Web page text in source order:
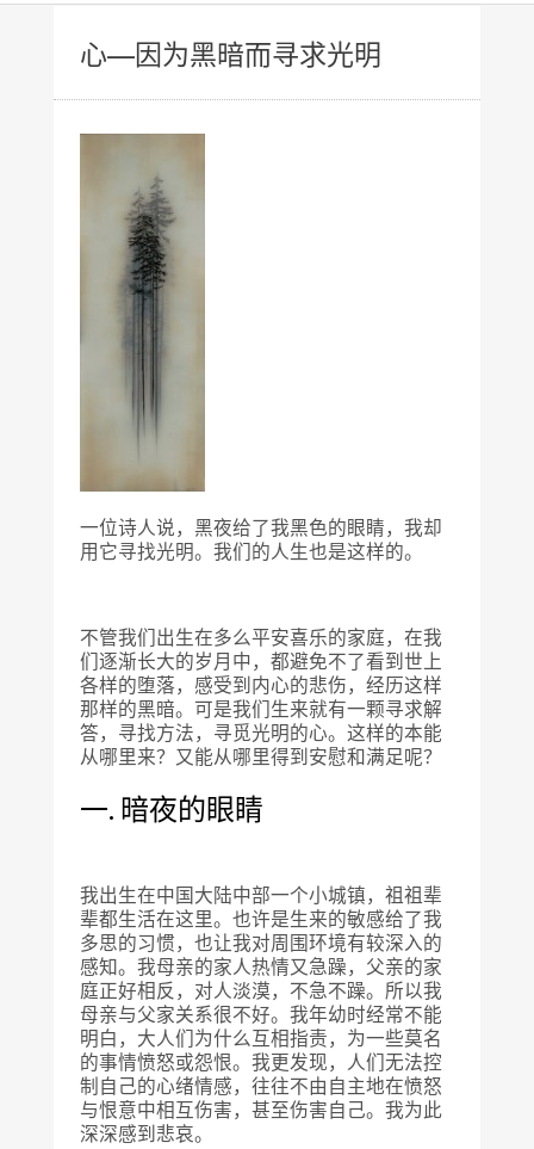
心—因为黑暗而寻求光明
一位诗人说，黑夜给了我黑色的眼睛，我却
用它寻找光明。我们的人生也是这样的。
不管我们出生在多么平安喜乐的家庭，在我
们逐渐长大的岁月中，都避免不了看到世上
各样的堕落，感受到内心的悲伤，经历这样
那样的黑暗。可是我们生来就有一颗寻求解
答，寻找方法，寻觅光明的心。这样的本能
从哪里来？又能从哪里得到安慰和满足呢？
一. 暗夜的眼睛
我出生在中国大陆中部一个小城镇，祖祖辈
辈都生活在这里。也许是生来的敏感给了我
多思的习惯，也让我对周围环境有较深入的
感知。我母亲的家人热情又急躁，父亲的家
庭正好相反，对人淡漠，不急不躁。所以我
母亲与父家关系很不好。我年幼时经常不能
明白，大人们为什么互相指责，为一些莫名
的事情愤怒或怨恨。我更发现，人们无法控
制自己的心绪情感，往往不由自主地在愤怒
与恨意中相互伤害，甚至伤害自己。我为此
深深感到悲哀。